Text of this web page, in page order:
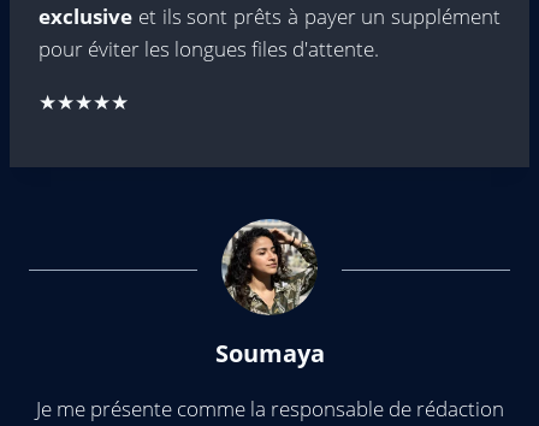
exclusive et ils sont prêts à payer un supplément
pour éviter les longues files d'attente.
★★★★★
Soumaya
Je me présente comme la responsable de rédaction